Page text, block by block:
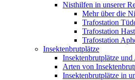
Nisthilfen in unserer
Mehr über die
Trafostation
Trafostation
Trafostation
Insektenbrutplätze
Insektenbrutplätze und
Arten von
Insektenbrutplätze in